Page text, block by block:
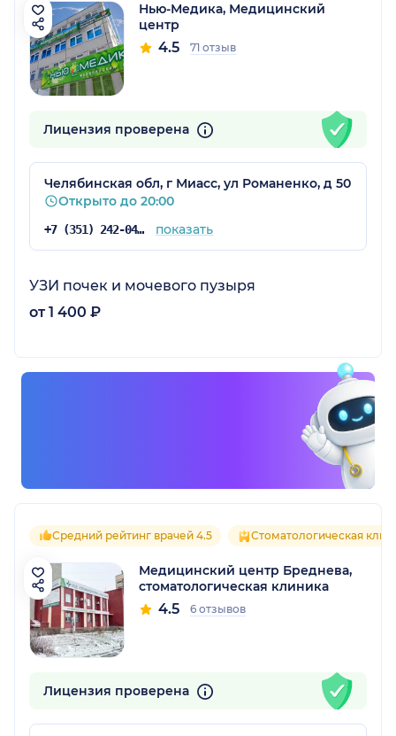
Нью-Медика, Медицинский
центр
4.5 71 отзыв
Лицензия проверена
Челябинская обл, г Миасс, ул Романенко, д 50
Открыто до 20:00
+7 (351) 242-04-04 показать
УЗИ почек и мочевого пузыря
от 1 400 ₽
Средний рейтинг врачей 4.5 Стоматологическая
Медицинский центр Бреднева,
стоматологическая клиника
4.5 6 отзывов
Лицензия проверена